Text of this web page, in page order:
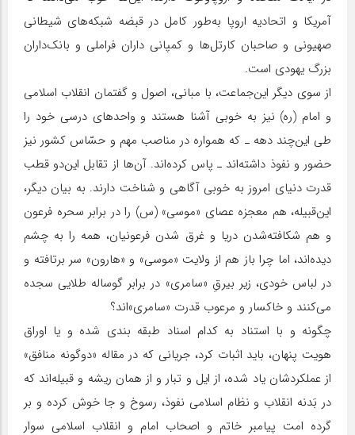
آمریکا و اتحادیه اروپا به‌طور کامل در قبضه شبکه‌های شیطانی
صهیونی و صاحبان کارتل‌ها و کمپانی داران فراملی و بانک‌داران
بزرگ یهودی است.
از سوی دیگر این‌جماعت، با مبانی، اصول و گفتمان انقلاب اسلامی
و امام (ره) نیز به خوبی آشنا هستند و واحدهای درسی خود را
طی این‌چند دهه ـ که همواره در مناصب مهم و حسّاس کشور نیز
حضور و نفوذ داشته‌اند ـ پاس کرده‌اند. آن‌ها از تقابل این‌دو قطب
قدرت دنیای امروز به خوبی آگاهی و شناخت دارند. به بیان دیگر،
این‌قبیله، هم معجزه عصای «موسی» (س) را در برابر سحره فرعون
و هم شکافته‌شدن دریا و غرق شدن فرعونیان، همه را به چشم
دیده‌اند، اما چرا باز هم از ولایت «موسی» و «هارون» سر برتافته و
در لباس خودی، زیر بیرقِ «سامری» در برابر گوساله طلایی سجده
می‌کنند و خاکسار و مرعوب قدرت «سامری»اند؟
چگونه و با استناد به کدام اسناد طبقه بندی شده و یا اوراق
هویت پنهان، باید اثبات کرد، جریانی که در مقاله «دوگونه منافق»
از عملکردشان یاد شده، از ایل و تبار و از همان ریشه و قبیله‌اند که
در بَدنه انقلاب و نظام اسلامی نفوذ، رسوخ و جا خوش کرده و بر
گرده امت پیامبر خاتم و اصحاب امام و انقلاب اسلامی سوار